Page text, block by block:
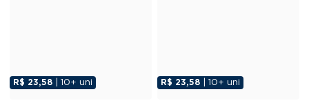
R$ 23,58 | 10+ uni R$ 23,58 | 10+ uni